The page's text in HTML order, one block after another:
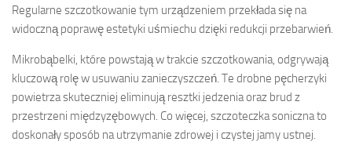
Regularne szczotkowanie tym urządzeniem przekłada się na
widoczną poprawę estetyki uśmiechu dzięki redukcji przebarwień.
Mikrobąbelki, które powstają w trakcie szczotkowania, odgrywają
kluczową rolę w usuwaniu zanieczyszczeń. Te drobne pęcherzyki
powietrza skuteczniej eliminują resztki jedzenia oraz brud z
przestrzeni międzyzębowych. Co więcej, szczoteczka soniczna to
doskonały sposób na utrzymanie zdrowej i czystej jamy ustnej.